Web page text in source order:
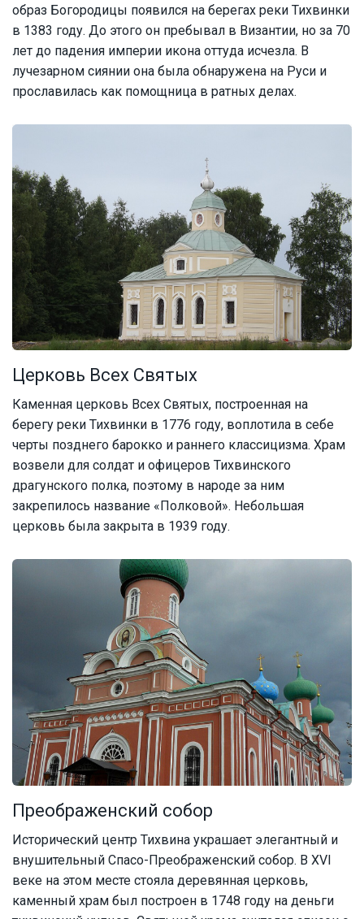
образ Богородицы появился на берегах реки Тихвинки
в 1383 году. До этого он пребывал в Византии, но за 70
лет до падения империи икона оттуда исчезла. В
лучезарном сиянии она была обнаружена на Руси и
прославилась как помощница в ратных делах.
Церковь Всех Святых
Каменная церковь Всех Святых, построенная на
берегу реки Тихвинки в 1776 году, воплотила в себе
черты позднего барокко и раннего классицизма. Храм
возвели для солдат и офицеров Тихвинского
драгунского полка, поэтому в народе за ним
закрепилось название «Полковой». Небольшая
церковь была закрыта в 1939 году.
Преображенский собор
Исторический центр Тихвина украшает элегантный и
внушительный Спасо-Преображенский собор. В XVI
веке на этом месте стояла деревянная церковь,
каменный храм был построен в 1748 году на деньги